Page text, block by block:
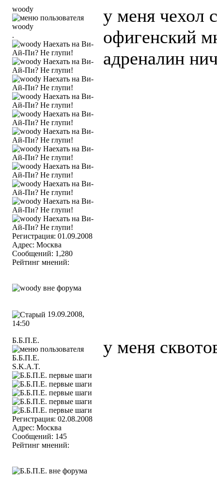
woody
.
Регистрация: 01.09.2008
Адрес: Москва
Сообщений: 1,280
Рейтинг мнений:
у меня чехол
офигенский
адреналин
19.09.2008,
14:50
Б.Б.П.Е.
S.K.A.T.
Регистрация: 02.08.2008
Адрес: Москва
Сообщений: 145
Рейтинг мнений:
у меня